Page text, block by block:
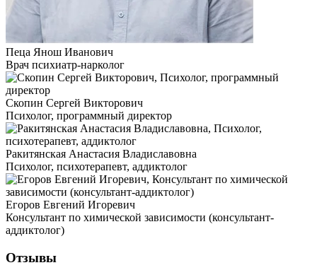
Пеца Янош Иванович
Врач психиатр-нарколог
Скопин Сергей Викторович
Психолог, программный директор
Ракитянская Анастасия Владиславовна
Психолог, психотерапевт, аддиктолог
Егоров Евгений Игоревич
Консультант по химической зависимости (консультант-
аддиктолог)
Отзывы